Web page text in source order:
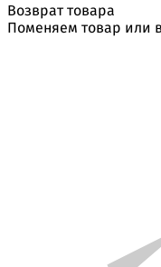
Возврат товара
Поменяем товар или